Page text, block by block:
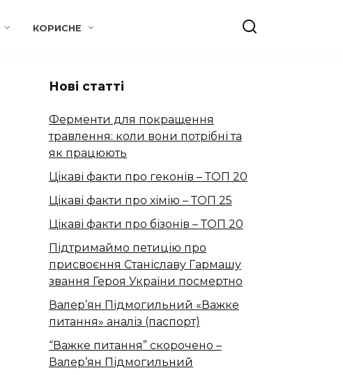
КОРИСНЕ
Нові статті
Ферменти для покращення
травлення: коли вони потрібні та
як працюють
Цікаві факти про геконів – ТОП 20
Цікаві факти про хімію – ТОП 25
Цікаві факти про бізонів – ТОП 20
Підтримаймо петицію про
присвоєння Станіславу Гармашу
звання Героя України посмертно
Валер’ян Підмогильний «Важке
питання» аналіз (паспорт)
“Важке питання” скорочено –
Валер’ян Підмогильний